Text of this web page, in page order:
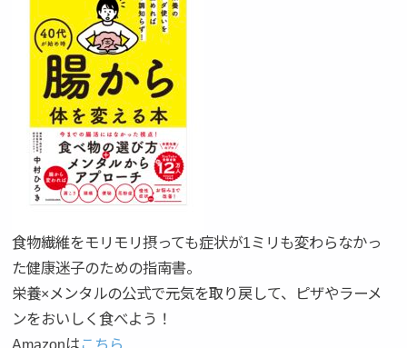
食物繊維をモリモリ摂っても症状が1ミリも変わらなかっ
た健康迷子のための指南書。
栄養×メンタルの公式で元気を取り戻して、ピザやラーメ
ンをおいしく食べよう！
Amazonは こちら